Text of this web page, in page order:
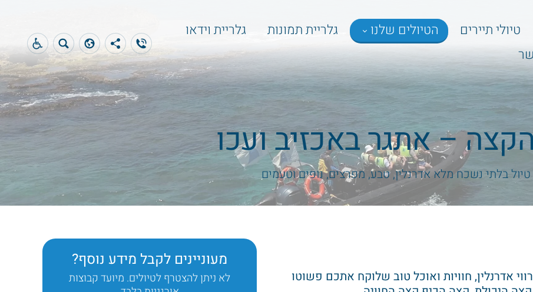
טיולי תיירים הטיולים שלנו גלריית תמונות
גלריית וידאו
– אתגר באכזיב ועכו
טיול בלתי נשכח מלא אדרנלין, טבע, מפרצים, נופים וטעמים
אדרנלין, חוויות ואוכל טוב שלוקח אתכם פשוטו
מעוניינים לקבל מידע נוסף?
לא ניתן להצטרף לטיולים. מיועד קבוצות